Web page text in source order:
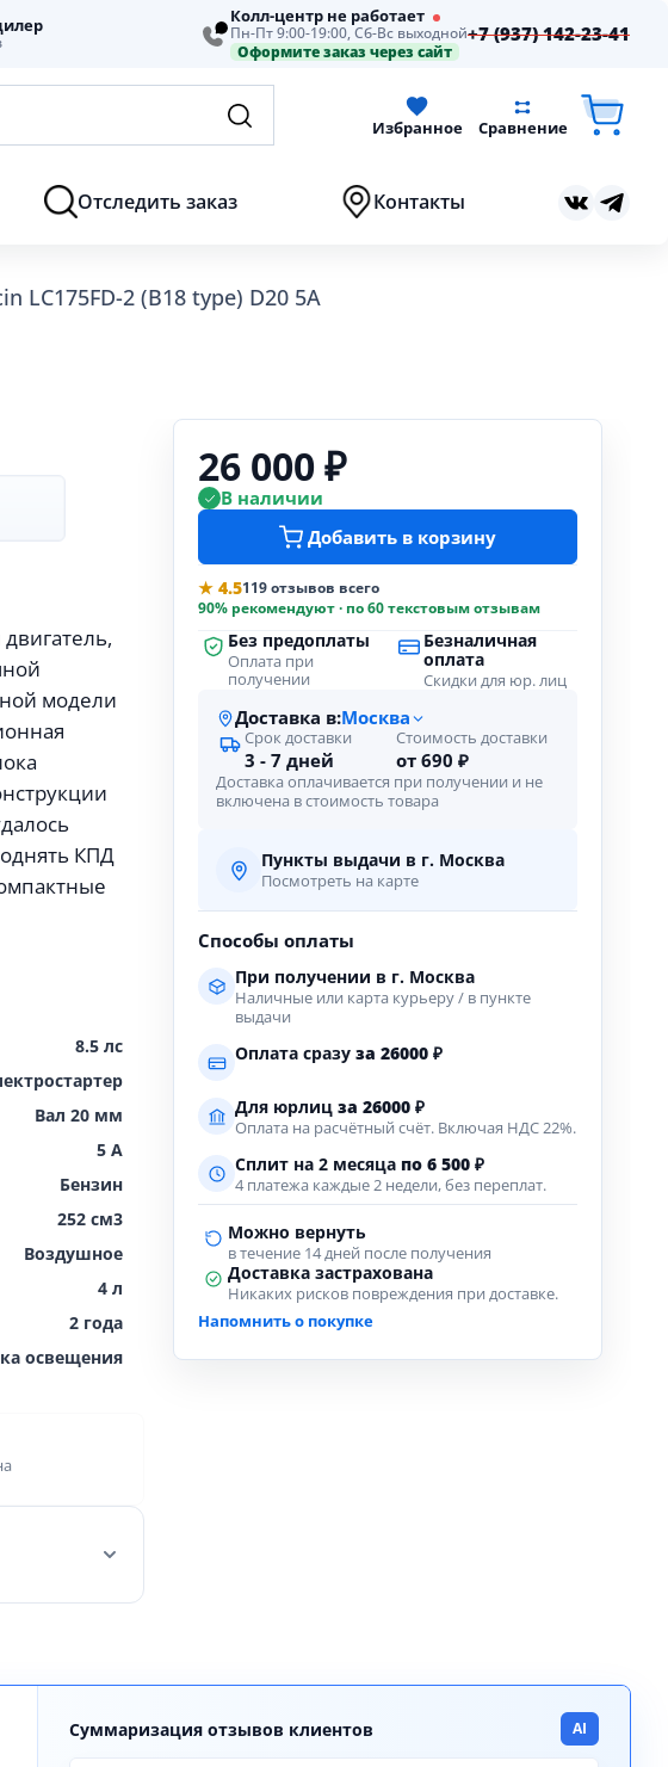
Колл-центр не работает
Пн-Пт 9:00-19:00, Сб-Вс выходной
Оформите заказ через сайт
+7 (937) 142-23-41
Избранное Сравнение
Отследить заказ Контакты
LC175FD-2 (B18 type) D20 5А
модели
КПД
8.5 лс
Вал 20 мм
5 А
Бензин
252 см3
Воздушное
4 л
2 года
освещения
26 000 ₽
В наличии
Добавить в корзину
★ 4.5119 отзывов всего
90% рекомендуют · по 60 текстовым отзывам
Без предоплаты
Оплата при
получении
Безналичная
оплата
Скидки для юр. лиц
Доставка в:Москва
Срок доставки
3 - 7 дней
Стоимость доставки
от 690 ₽
Доставка оплачивается при получении и не
включена в стоимость товара
Пункты выдачи в г. Москва
Посмотреть на карте
Способы оплаты
При получении в г. Москва
Наличные или карта курьеру / в пункте
выдачи
Оплата сразу за 26000 ₽
Для юрлиц за 26000 ₽
Оплата на расчётный счёт. Включая НДС 22%.
Сплит на 2 месяца по 6 500 ₽
4 платежа каждые 2 недели, без переплат.
Можно вернуть
в течение 14 дней после получения
Доставка застрахована
Никаких рисков повреждения при доставке.
Напомнить о покупке
Суммаризация отзывов клиентов AI